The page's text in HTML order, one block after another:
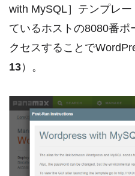
with MySQL］テンプレ
ているホストの8080番ポ
クセスすることで
13）。